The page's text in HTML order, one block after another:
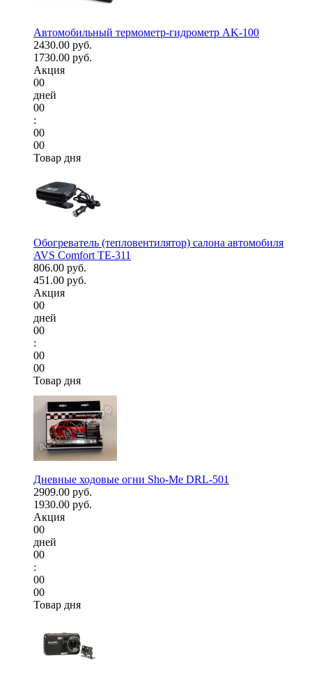
Автомобильный термометр-гидрометр AK-100
2430.00 руб.
1730.00 руб.
Акция
00
дней
00
:
00
00
Товар дня
Обогреватель (тепловентилятор) салона автомобиля
AVS Comfort TE-311
806.00 руб.
451.00 руб.
Акция
00
дней
00
:
00
00
Товар дня
Дневные ходовые огни Sho-Me DRL-501
2909.00 руб.
1930.00 руб.
Акция
00
дней
00
:
00
00
Товар дня